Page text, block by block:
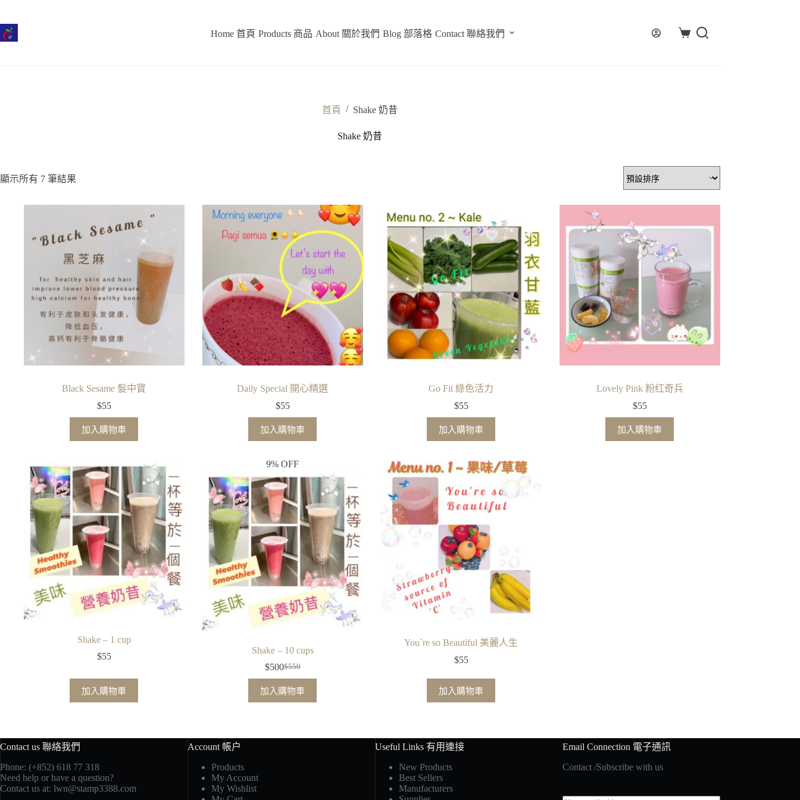
至
主
Home 首頁 Products 商品 About 關於我們 Blog 部落格 Contact 聯絡我們
購
首頁 / Shake 奶昔
Shake 奶昔
顯示所有 7 筆結果
Black Sesame 髮中寶
$55
加入購物車
Daily Special 開心精選
$55
加入購物車
Go Fit 綠色活力
$55
加入購物車
Lovely Pink 粉红奇兵
$55
加入購物車
Shake – 1 cup
$55
加入購物車
9% OFF
Shake – 10 cups
$550
始
價
$500
前
價
加入購物車
You`re so Beautiful 美麗人生
$55
加入購物車
Contact us 聯絡我們
Phone: (+852) 618 77 318
Need help or have a question?
Contact us at: lwn@stamp3388.com
Account 帳户
Products
My Account
My Wishlist
Useful Links 有用連接
New Products
Best Sellers
Manufacturers
Email Connection 電子通訊
Contact /Subscribe with us